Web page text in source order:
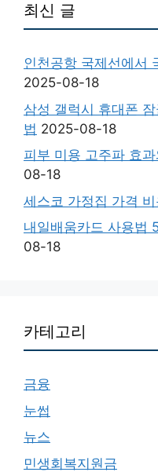
최신 글
인천공항 국제선에서
2025-08-18
삼성 갤럭시 휴대폰
법 2025-08-18
피부 미용 고주파 효
08-18
세스코 가정집 가격
내일배움카드 사용법
08-18
카테고리
금융
눈썹
뉴스
민생회복지원금